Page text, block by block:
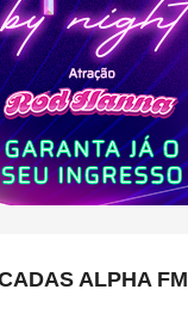
ALPHA FM